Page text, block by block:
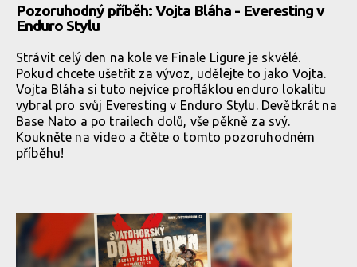
Pozoruhodný příběh: Vojta Bláha - Everesting v
Enduro Stylu
Strávit celý den na kole ve Finale Ligure je skvělé.
Pokud chcete ušetřit za vývoz, udělejte to jako Vojta.
Vojta Bláha si tuto nejvíce profláklou enduro lokalitu
vybral pro svůj Everesting v Enduro Stylu. Devětkrát na
Base Nato a po trailech dolů, vše pěkně za svý.
Koukněte na video a čtěte o tomto pozoruhodném
příběhu!